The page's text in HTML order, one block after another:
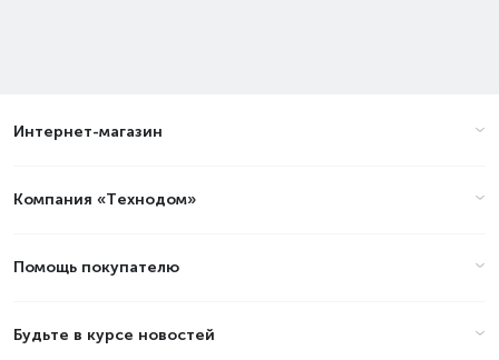
Интернет-магазин
Компания «Технодом»
Помощь покупателю
Будьте в курсе новостей